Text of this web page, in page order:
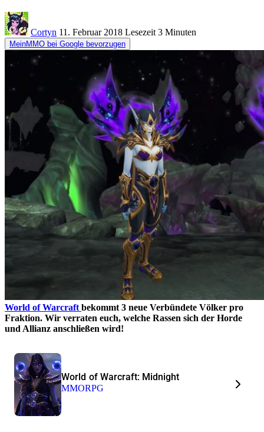
Cortyn 11. Februar 2018 Lesezeit 3 Minuten
MeinMMO bei Google bevorzugen
World of Warcraft bekommt 3 neue Verbündete Völker pro
Fraktion. Wir verraten euch, welche Rassen sich der Horde
und Allianz anschließen wird!
World of Warcraft: Midnight
MMORPG